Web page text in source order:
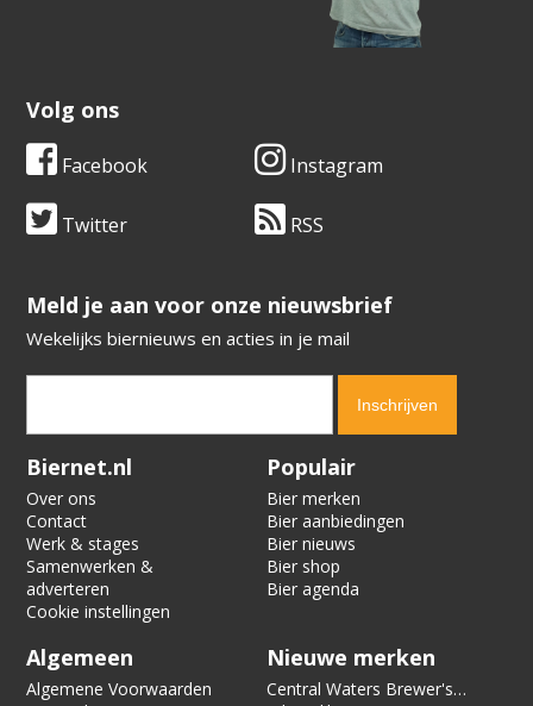
Volg ons
Facebook Instagram
Twitter RSS
​​​​​​​Meld je aan voor onze nieuwsbrief
Wekelijks biernieuws en acties in je mail
Verification code:
Biernet.nl
Over ons
Contact
Werk & stages
Samenwerken &
adverteren
Cookie instellingen
Populair
Bier merken
Bier aanbiedingen
Bier nieuws
Bier shop
Bier agenda
Algemeen
Algemene Voorwaarden
Nieuwe merken
Central Waters Brewer's